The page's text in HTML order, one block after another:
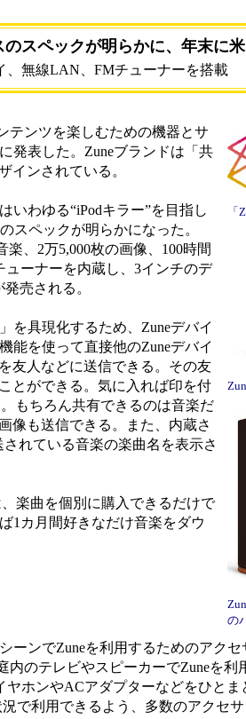
スペックが明らかに、年末に
、無線LAN、FMチューナーを搭載
の
テンツを楽しむための機器とサ
発表した。Zuneブランドは「共
インされている。
いわゆる“iPodキラー”を目指し
スペックが明らかになった。
楽、2万5,000枚の画像、100時間
ーナーを内蔵し、3インチのデ
売される。
を具現化するため、Zuneデバイ
能を使って直接他のZuneデバイ
友人などに送信できる。その友
とができる。気に入れば印を付
もちろん共有できるのは音楽だ
像も送信できる。また、内蔵さ
れている音楽の楽曲名を表示さ
楽曲を個別に購入できるだけで
1カ月間好きなだけ音楽をダウ
ンでZuneを利用するためのアク
内のテレビやスピーカーでZuneを利
ホンやACアダプターなどをひとま
で利用できるよう、多数のアクセ